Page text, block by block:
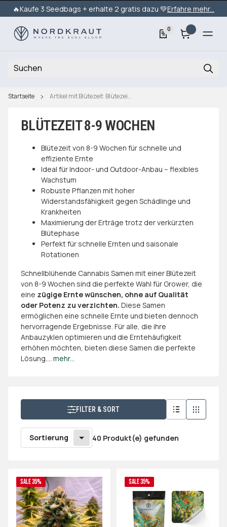
🔥Kaufe 3 Seedbags + erhalte 2 gratis dazu 💚Erfahre mehr...
0
Startseite Artikel mit Blütezeit: Blütezeit 8-9 Wochen
BLÜTEZEIT 8-9 WOCHEN
Blütezeit von 8-9 Wochen für schnelle und
effiziente Ernte
Ideal für Indoor- und Outdoor-Anbau – flexibles
Wachstum
Robuste Pflanzen mit hoher
Widerstandsfähigkeit gegen Schädlinge und
Krankheiten
Maximierung der Erträge trotz der verkürzten
Blütephase
Perfekt für schnelle Ernten und saisonale
Rotationen
Schnellblühende Cannabis Samen mit einer Blütezeit
von 8-9 Wochen sind die perfekte Wahl für Grower, die
eine zügige Ernte wünschen, ohne auf Qualität
oder Potenz zu verzichten. Diese Samen
ermöglichen eine schnelle Ernte und bieten dennoch
hervorragende Ergebnisse. Für alle, die ihre
Anbauzyklen optimieren und die Erntehäufigkeit
erhöhen möchten, bieten diese Samen die perfekte
Lösung.... mehr...
FILTER & SORT
Sortierung 40 Produkt(e) gefunden
SALE 35% SALE 35%